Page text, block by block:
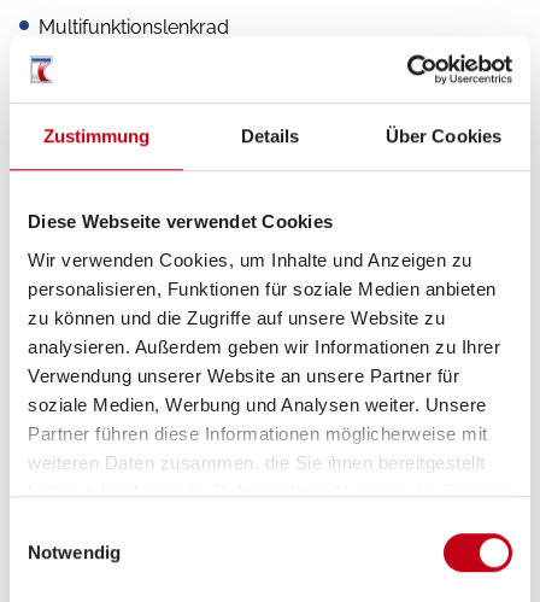
Zustimmung Details Über Cookies
Diese Webseite verwendet Cookies
Wir verwenden Cookies, um Inhalte und Anzeigen zu
personalisieren, Funktionen für soziale Medien anbieten
zu können und die Zugriffe auf unsere Website zu
analysieren. Außerdem geben wir Informationen zu Ihrer
Verwendung unserer Website an unsere Partner für
soziale Medien, Werbung und Analysen weiter. Unsere
Partner führen diese Informationen möglicherweise mit
weiteren Daten zusammen, die Sie ihnen bereitgestellt
haben oder die sie im Rahmen Ihrer Nutzung der Dienste
Notwendig
Multifunktionslenkrad
Zentralverriegelung
Spurhalteassistent
Servolenkung
Aufbau
Fahrradträger für 2 Räder
Markise
Klimaanlage